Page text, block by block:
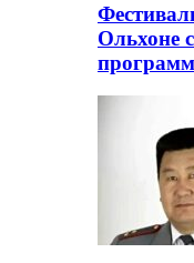
Ольхоне